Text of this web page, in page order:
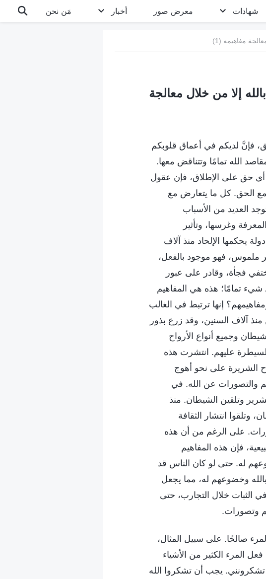
شهادات معرض صور أخبار مَن نحن
مفاهيمه (1)
إلا من خلال معالجة
فإنَّ لديكم في أعماق قلوبكم
الله تمامًا وتتناقض معها.
أي حق على الإطلاق، فإن عقول
مع الحق. كل ما يتعارض مع
العديد من الأسباب
وغرسها، وتأثير
يحكمها الإلحاد منذ آلاف
ملموس، فهو موجود بالفعل،
فجأة، وقادر على عبور
شيء تمامًا؛ هذه هي المفاهيم
إنها ترتبط في الغالب
منذ آلاف السنين، وقد زرع بذور
وجميع أنواع الأرواح
عليهم. انتشرت هذه
الشريرة على نحو أهوج
والتصورات عن الله. في
وتلقين الشيطان. منذ
وتلقوا انتشار الثقافة
على الرغم من أن هذه
فإن هذه المفاهيم
له. حتى لو كان الناس قد
بالله وخضوعهم له، مما يجعل
في الثبات خلال التجارب، حتى
وتصورات.
صالحًا. على سبيل المثال،
المرء الكثير من الأشياء
تشكرونني. يجب أن تشكروا الله